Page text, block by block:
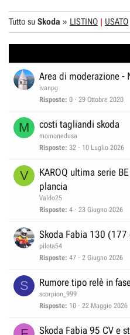
Tutto su Skoda » LISTINO USATO
Area di moderazione -
ivanpg
Risposte 0 29 Ottobre 2020
M costi tagliandi skoda
momonedusa
Risposte 32 10 Luglio 2026
V
KAROQ ultima serie
plancia
Valdo25
Risposte 4 23 Giugno 2026
Skoda Fabia 130 (177
pilota54
Risposte 47 2 Giugno 2026
S Rumore tipo relè in
scorpion_999
Risposte 10 22 Maggio 2026
Skoda Fabia 95 CV e